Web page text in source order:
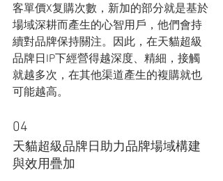
客單價X复購次數，新加的部分就是基於
場域深耕而產生的心智用戶，他們會持
續對品牌保持關注。因此，在天貓超級
品牌日IP下經營得越深度、精細，接觸
就越多次，在其他渠道產生的複購就也
可能越高。
04
天貓超級品牌日助力品牌場域構建
與效用疊加